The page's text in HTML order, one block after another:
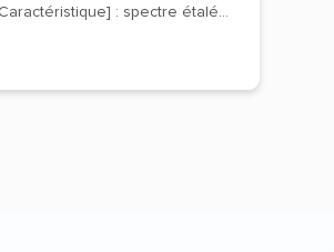
[Caractéristique] : spectre étalé LoRa, anti-interférence longue distance.